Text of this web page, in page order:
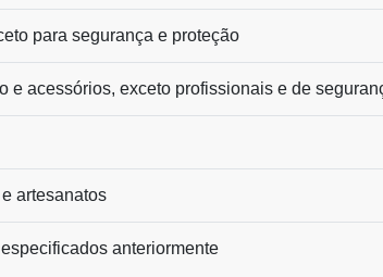
para segurança e proteção
e acessórios, exceto profissionais e de
artesanatos
anteriormente